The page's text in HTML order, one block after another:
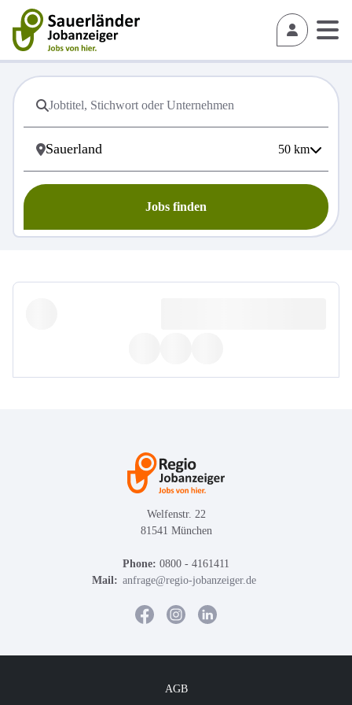
50 km
Jobs finden
Welfenstr. 22
81541 München
Phone: 0800 - 4161411
Mail: anfrage@regio-jobanzeiger.de
AGB